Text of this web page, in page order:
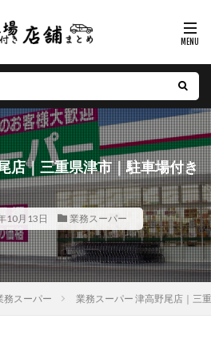
店｜三重県津市｜駐車場付き
10月13日 業務スーパー
務スーパー 業務スーパー 津高野尾店｜三
岩手県 宮城県
秋田県
茨城県 栃木県
群馬県
東京都 神奈川県
新潟県
富山県 石川県
福井県
愛知県 三重県
滋賀県
兵庫県 奈良県
和歌山県
岡山県 広島県
山口県
愛媛県 高知県
福岡県
熊本県 大分県
宮崎県